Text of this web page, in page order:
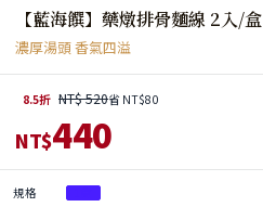
【藍海饌】藥燉排骨麵線 2入/盒
濃厚湯頭 香氣四溢
8.5折 NT$ 520省 NT$80
NT$440
規格